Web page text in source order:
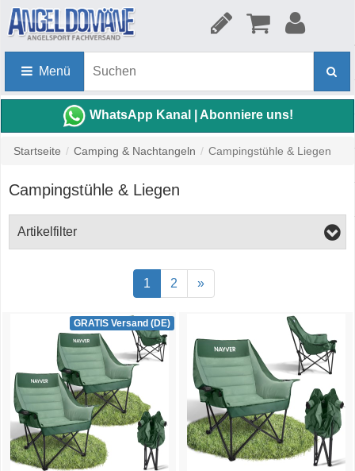
Menü
WhatsApp Kanal | Abonniere uns!
Startseite / Camping & Nachtangeln / Campingstühle & Liegen
Campingstühle & Liegen
Artikelfilter
1 2 »
GRATIS Versand (DE)